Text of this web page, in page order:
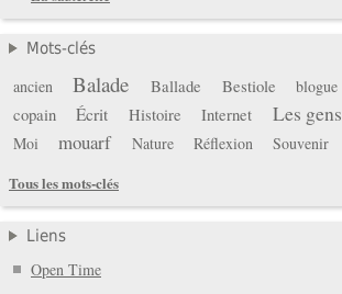
Mots-clés
ancien Balade Ballade Bestiole blogue
copain Écrit Histoire Internet Les gens
Moi
mouarf Nature Réflexion Souvenir
Tous les mots-clés
Liens
Open Time